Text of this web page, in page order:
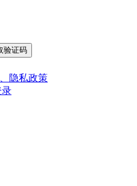
验证码
隐私政策
录